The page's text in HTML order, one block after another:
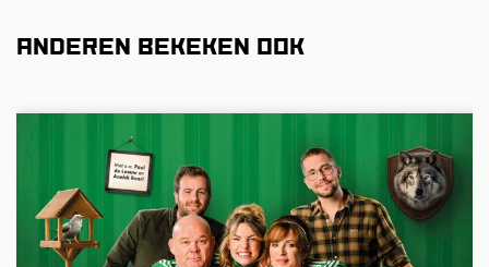
Anderen bekeken ook